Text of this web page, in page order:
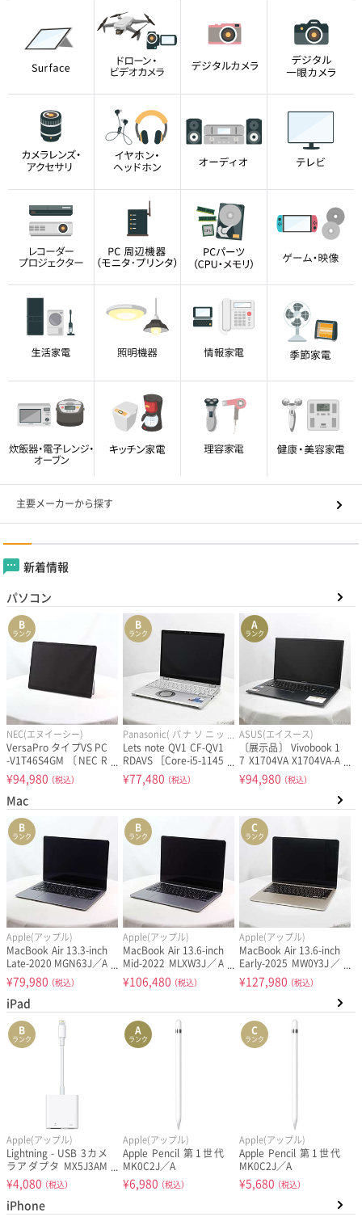
主要メーカーから探す
新着情報
パソコン
B
ランク
NEC(エヌイーシー)
VersaPro タイプVS PC
-V1T46S4GM 〔NEC R
efreshed PC〕 ≪メー
カー保証あり≫
¥94,980（税込）
B
ランク
Panasonic(パナソニッ
ク)
Lets note QV1 CF-QV1
RDAVS ［Core-i5-1145
G7 (2.6GHz)／16GB／
SSD256GB／12インチ
ro MAR］
¥77,480（税込）
A
ランク
ASUS(エイスース)
〔展示品〕 Vivobook 1
7 X1704VA X1704VA-A
U120W クワイエット
ブルー ［Core-i7-1355
U (1.7GHz)／16GB／S
SD512GB／17.3インチ
ワイド／Windows11 H
ome］
¥94,980（税込）
Mac
B
ランク
Apple(アップル)
MacBook Air 13.3-inch
Late-2020 MGN63J／A
Apple M1 8コアCPU_7
コアGPU 8GB SSD256
GB スペースグレイ 〔2
6.3 Tahoe〕
¥79,980（税込）
B
ランク
Apple(アップル)
MacBook Air 13.6-inch
Mid-2022 MLXW3J／A
Apple M2 8コアCPU_8
コアGPU 8GB SSD256
6.3 Tahoe〕
¥106,480（税込）
C
ランク
Apple(アップル)
MacBook Air 13.6-inch
Early-2025 MW0Y3J／
A Apple M4 10コアCP
U_8コアGPU 16GB SS
D256GB スターライト
〔26.3 Tahoe〕 ［グラ
フィック：オンボード
／JISキーボード］
¥127,980（税込）
iPad
B
ランク
Apple(アップル)
Lightning - USB 3カメ
ラアダプタ MX5J3AM
／A
¥4,080（税込）
A
ランク
Apple(アップル)
Apple Pencil 第1世代
MK0C2J／A
¥6,980（税込）
C
ランク
Apple(アップル)
Apple Pencil 第1世代
MK0C2J／A
¥5,680（税込）
iPhone